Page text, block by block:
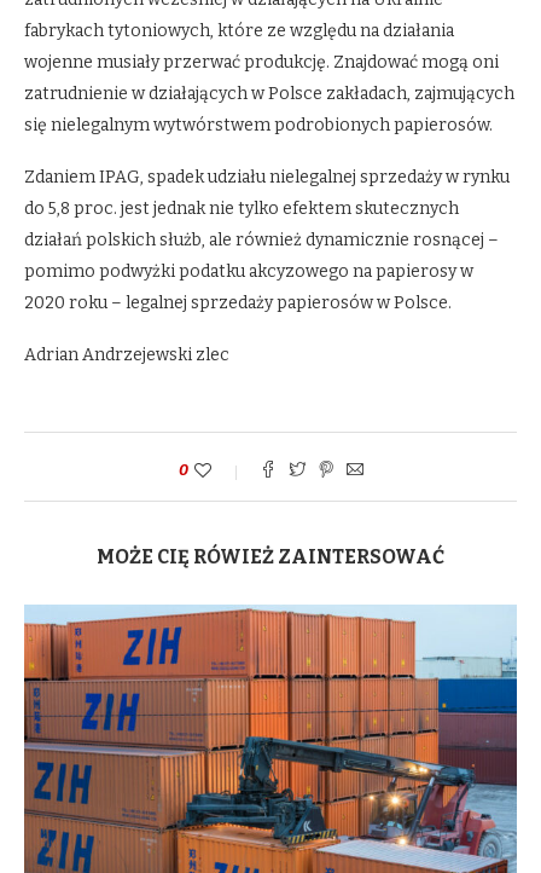
fabrykach tytoniowych, które ze względu na działania
wojenne musiały przerwać produkcję. Znajdować mogą oni
zatrudnienie w działających w Polsce zakładach, zajmujących
się nielegalnym wytwórstwem podrobionych papierosów.
Zdaniem IPAG, spadek udziału nielegalnej sprzedaży w rynku
do 5,8 proc. jest jednak nie tylko efektem skutecznych
działań polskich służb, ale również dynamicznie rosnącej –
pomimo podwyżki podatku akcyzowego na papierosy w
2020 roku – legalnej sprzedaży papierosów w Polsce.
Adrian Andrzejewski zlec
0
MOŻE CIĘ RÓWIEŻ ZAINTERSOWAĆ